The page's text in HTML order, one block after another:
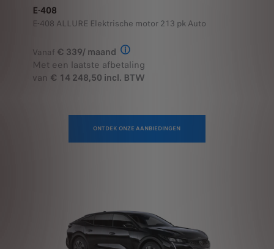
E-408
E-408 ALLURE Elektrische motor 213 pk Auto
€ 339/ maand
Illustratief voorbeeld van het
Met een laatste afbetaling
van € 14 248,50 incl. BTW